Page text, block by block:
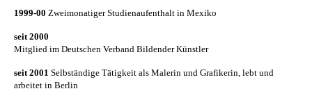
1999-00 Zweimonatiger Studienaufenthalt in Mexiko
seit 2000
Mitglied im Deutschen Verband Bildender Künstler
seit 2001 Selbständige Tätigkeit als Malerin und Grafikerin, lebt und
arbeitet in Berlin